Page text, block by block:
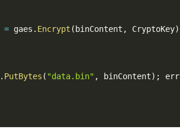
= gaes . Encrypt ( binContent , CryptoKey)
. PutBytes ( "data.bin" , binContent) ; err